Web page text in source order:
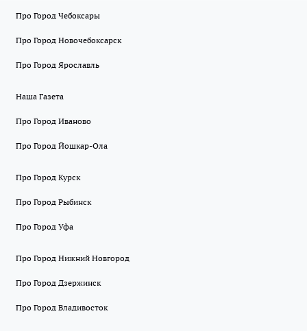
Про Город Чебоксары
Про Город Новочебоксарск
Про Город Ярославль
Наша Газета
Про Город Иваново
Про Город Йошкар-Ола
Про Город Курск
Про Город Рыбинск
Про Город Уфа
Про Город Нижний Новгород
Про Город Дзержинск
Про Город Владивосток